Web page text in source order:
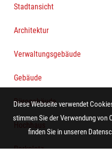
Stadtansicht
Architektur
Verwaltungsgebäude
Gebäude
Bürogebäude
Parkplatz
Diese Webseite verwendet
stimmen Sie der Verwendung
finden Sie in unseren